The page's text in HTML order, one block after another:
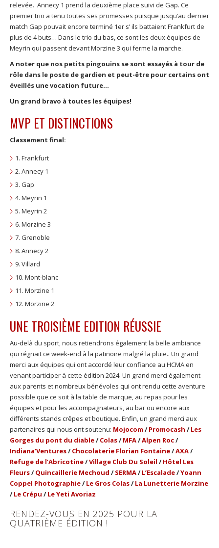
relevée. Annecy 1 prend la deuxième place suivi de Gap. Ce
premier trio a tenu toutes ses promesses puisque jusqu’au dernier
match Gap pouvait encore terminé 1er s’ ils battaient Frankfurt de
plus de 4 buts… Dans le trio du bas, ce sont les deux équipes de
Meyrin qui passent devant Morzine 3 qui ferme la marche.
A noter que nos petits pingouins se sont essayés à tour de
rôle dans le poste de gardien et peut-être pour certains ont
éveillés une vocation future…
Un grand bravo à toutes les équipes!
MVP ET DISTINCTIONS
Classement final:
1. Frankfurt
2. Annecy 1
3. Gap
4. Meyrin 1
5. Meyrin 2
6. Morzine 3
7. Grenoble
8. Annecy 2
9. Villard
10. Mont-blanc
11. Morzine 1
12. Morzine 2
UNE TROISIÈME EDITION RÉUSSIE
Au-delà du sport, nous retiendrons également la belle ambiance
qui régnait ce week-end à la patinoire malgré la pluie.. Un grand
merci aux équipes qui ont accordé leur confiance au HCMA en
venant participer à cette édition 2024. Un grand merci également
aux parents et nombreux bénévoles qui ont rendu cette aventure
possible que ce soit à la table de marque, au repas pour les
équipes et pour les accompagnateurs, au bar ou encore aux
différents stands crêpes et boutique. Enfin, un grand merci aux
partenaires qui nous ont soutenu: Mojocom /Promocash /Les
Gorges du pont du diable/Colas/MFA/Alpen Roc/
Indiana’Ventures/Chocolaterie Florian Fontaine/AXA/
Refuge de l’Abricotine/Village Club Du Soleil /Hôtel Les
Fleurs/Quincaillerie Mechoud /SERMA/L’Escalade/Yoann
Coppel Photographie/Le Gros Colas/La Lunetterie Morzine
/Le Crépu /Le Yeti Avoriaz
RENDEZ-VOUS EN 2025 POUR LA
QUATRIÈME ÉDITION !